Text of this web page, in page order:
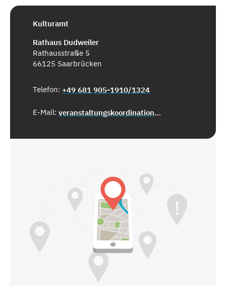
Kulturamt
Rathaus Dudweiler
Rathausstraße 5
66125 Saarbrücken
Telefon: +49 681 905-1910/1324
E-Mail: veranstaltungskoordination@saarbruecken.de